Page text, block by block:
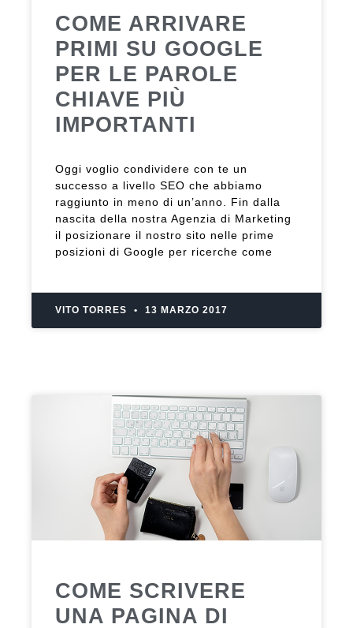
COME ARRIVARE
PRIMI SU GOOGLE
PER LE PAROLE
CHIAVE PIÙ
IMPORTANTI
Oggi voglio condividere con te un
successo a livello SEO che abbiamo
raggiunto in meno di un’anno. Fin dalla
nascita della nostra Agenzia di Marketing
il posizionare il nostro sito nelle prime
posizioni di Google per ricerche come
VITO TORRES 13 MARZO 2017
COME SCRIVERE
UNA PAGINA DI